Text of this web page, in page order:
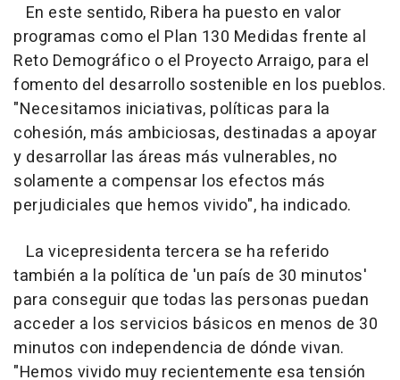
En este sentido, Ribera ha puesto en valor
programas como el Plan 130 Medidas frente al
Reto Demográfico o el Proyecto Arraigo, para el
fomento del desarrollo sostenible en los pueblos.
"Necesitamos iniciativas, políticas para la
cohesión, más ambiciosas, destinadas a apoyar
y desarrollar las áreas más vulnerables, no
solamente a compensar los efectos más
perjudiciales que hemos vivido", ha indicado.
La vicepresidenta tercera se ha referido
también a la política de 'un país de 30 minutos'
para conseguir que todas las personas puedan
acceder a los servicios básicos en menos de 30
minutos con independencia de dónde vivan.
"Hemos vivido muy recientemente esa tensión